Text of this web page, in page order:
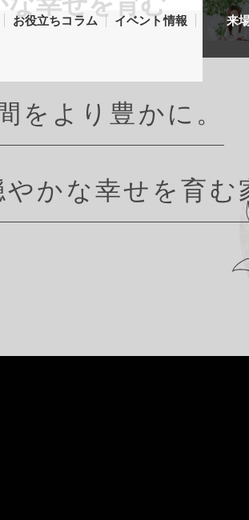
お役立ちコラム イベント情報 来
をより豊かに。
やかな幸せを育む